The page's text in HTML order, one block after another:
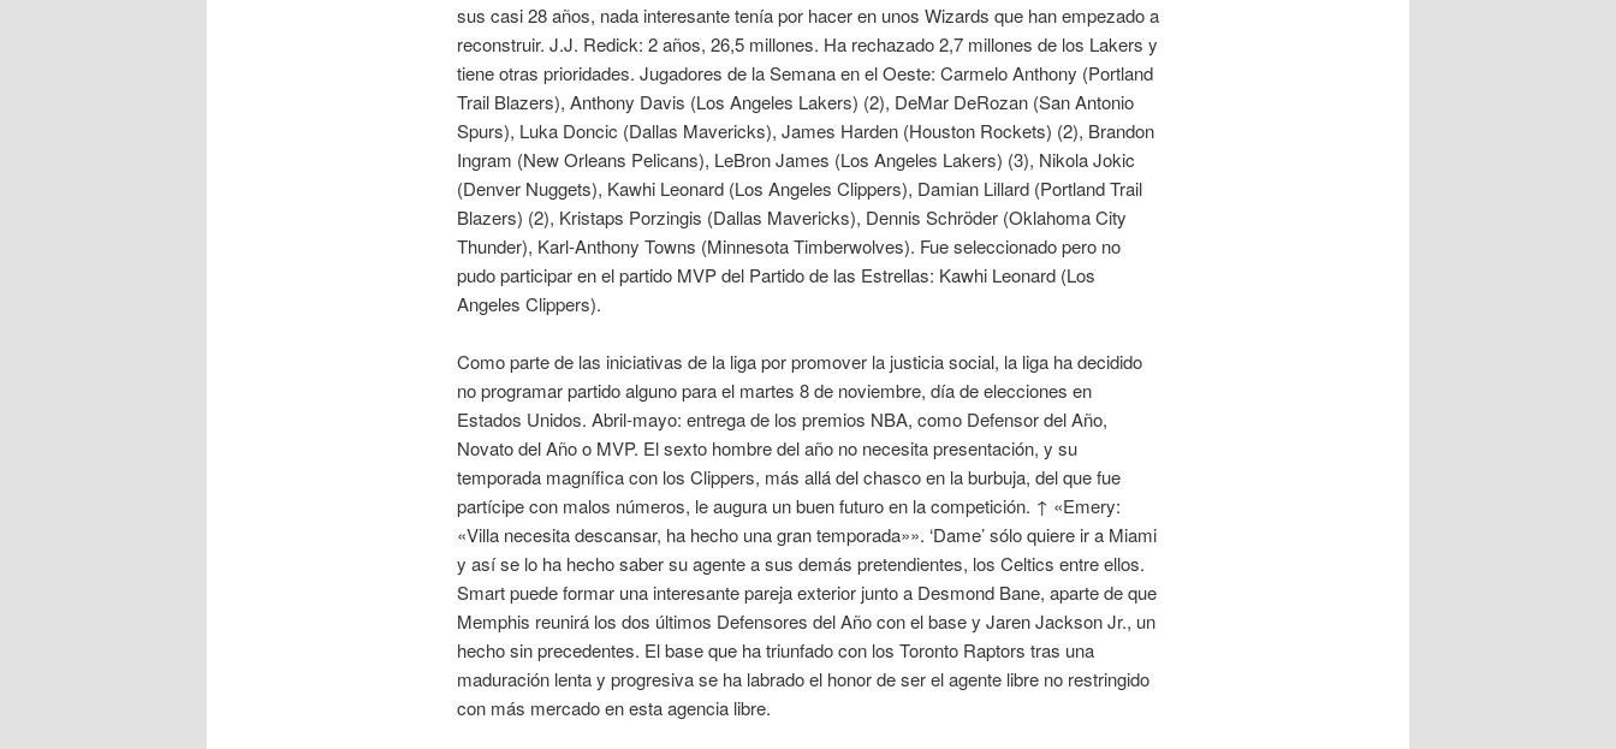
sus casi 28 años, nada interesante tenía por hacer en unos Wizards que han empezado a
reconstruir. J.J. Redick: 2 años, 26,5 millones. Ha rechazado 2,7 millones de los Lakers y
tiene otras prioridades. Jugadores de la Semana en el Oeste: Carmelo Anthony (Portland
Trail Blazers), Anthony Davis (Los Angeles Lakers) (2), DeMar DeRozan (San Antonio
Spurs), Luka Doncic (Dallas Mavericks), James Harden (Houston Rockets) (2), Brandon
Ingram (New Orleans Pelicans), LeBron James (Los Angeles Lakers) (3), Nikola Jokic
(Denver Nuggets), Kawhi Leonard (Los Angeles Clippers), Damian Lillard (Portland Trail
Blazers) (2), Kristaps Porzingis (Dallas Mavericks), Dennis Schröder (Oklahoma City
Thunder), Karl-Anthony Towns (Minnesota Timberwolves). Fue seleccionado pero no
pudo participar en el partido MVP del Partido de las Estrellas: Kawhi Leonard (Los
Angeles Clippers).
Como parte de las iniciativas de la liga por promover la justicia social, la liga ha decidido
no programar partido alguno para el martes 8 de noviembre, día de elecciones en
Estados Unidos. Abril-mayo: entrega de los premios NBA, como Defensor del Año,
Novato del Año o MVP. El sexto hombre del año no necesita presentación, y su
temporada magnífica con los Clippers, más allá del chasco en la burbuja, del que fue
partícipe con malos números, le augura un buen futuro en la competición. ↑ «Emery:
«Villa necesita descansar, ha hecho una gran temporada»». ‘Dame’ sólo quiere ir a Miami
y así se lo ha hecho saber su agente a sus demás pretendientes, los Celtics entre ellos.
Smart puede formar una interesante pareja exterior junto a Desmond Bane, aparte de que
Memphis reunirá los dos últimos Defensores del Año con el base y Jaren Jackson Jr., un
hecho sin precedentes. El base que ha triunfado con los Toronto Raptors tras una
maduración lenta y progresiva se ha labrado el honor de ser el agente libre no restringido
con más mercado en esta agencia libre.